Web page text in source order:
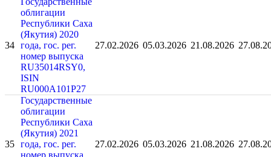
34
облигации
Республики Саха
(Якутия) 2020
года, гос. рег.
номер выпуска
RU35014RSY0,
ISIN
RU000A101P27
27.02.2026 05.03.2026 21.08.2026
35
Государственные
облигации
Республики Саха
(Якутия) 2021
года, гос. рег.
27.02.2026 05.03.2026 21.08.2026